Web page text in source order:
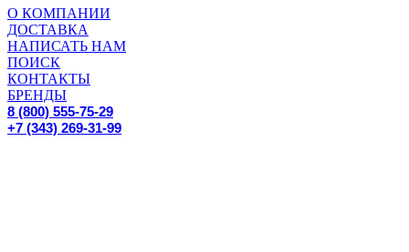
О КОМПАНИИ
ДОСТАВКА
НАПИСАТЬ НАМ
ПОИСК
КОНТАКТЫ
БРЕНДЫ
8 (800) 555-75-29
+7 (343) 269-31-99